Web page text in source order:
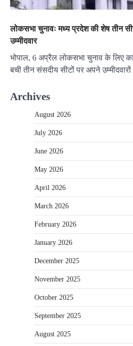
लोकसभा चुनावः मध्य प्रदेश की शेष तीन
उम्मीदवार
भोपाल, 6 अप्रैल लोकसभा चुनाव के लिए
बची तीन संसदीय सीटों पर अपने
Archives
August 2026
July 2026
June 2026
May 2026
April 2026
March 2026
February 2026
January 2026
December 2025
November 2025
October 2025
September 2025
August 2025